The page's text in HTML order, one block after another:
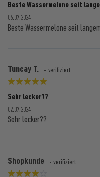
Beste Wassermelone seit
06.07.2024
Beste Wassermelone seit
Tuncay T. - verifiziert
Sehr lecker??
02.07.2024
Sehr lecker??
Shopkunde - verifiziert